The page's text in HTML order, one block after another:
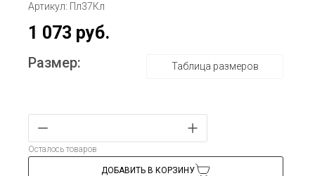
Артикул: Пл37Кл
1 073 руб.
Размер: Таблица размеров
Осталось товаров
ДОБАВИТЬ В КОРЗИНУ